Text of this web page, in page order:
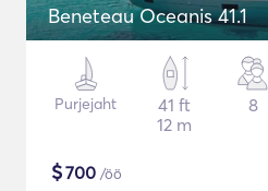
Beneteau Oceanis 41.1
Purjejaht
41 ft
12 m
8
$700 /öö